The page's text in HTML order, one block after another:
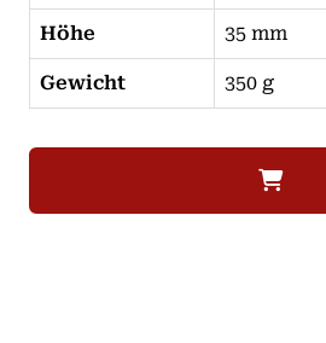
Höhe 35 mm
Gewicht 350 g